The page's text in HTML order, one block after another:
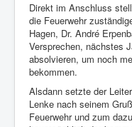
Direkt im Anschluss
die Feuerwehr
Hagen, Dr. André
Versprechen, nächstes
absolvieren, um noch
bekommen.
Alsdann setzte der
Lenke nach seinem
Feuerwehr und zum